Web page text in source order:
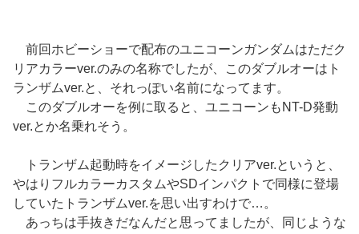
前回ホビーショーで配布のユニコーンガンダムはただク
リアカラーver.のみの名称でしたが、このダブルオーはト
ランザムver.と、それっぽい名前になってます。
このダブルオーを例に取ると、ユニコーンもNT-D発動
ver.とか名乗れそう。
トランザム起動時をイメージしたクリアver.というと、
やはりフルカラーカスタムやSDインパクトで同様に登場
していたトランザムver.を思い出すわけで…。
あっちは手抜きだなんだと思ってましたが、同じような